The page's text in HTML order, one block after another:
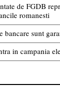
de FGDB
romanesti
bancare sunt
in campania